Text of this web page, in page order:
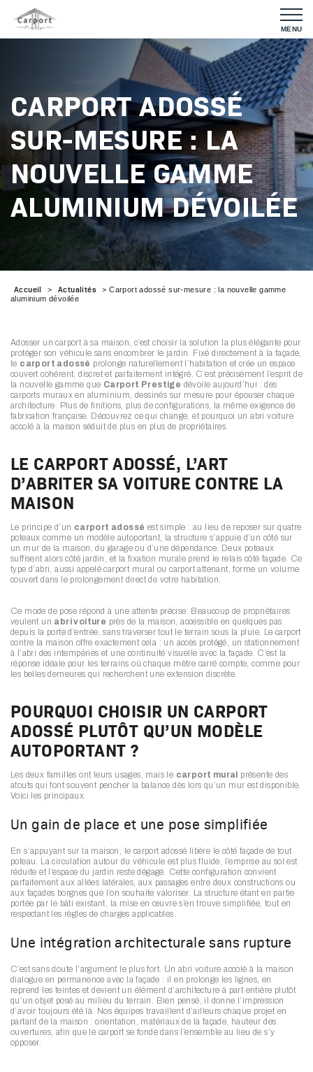
MENU
CARPORT ADOSSÉ
SUR-MESURE : LA
NOUVELLE GAMME
ALUMINIUM DÉVOILÉE
Accueil > Actualités >Carport adossé sur-mesure : la nouvelle gamme
aluminium dévoilée
Adosser un carport à sa maison, c’est choisir la solution la plus élégante pour
protéger son véhicule sans encombrer le jardin. Fixé directement à la façade,
le carport adossé prolonge naturellement l’habitation et crée un espace
couvert cohérent, discret et parfaitement intégré. C’est précisément l’esprit de
la nouvelle gamme que Carport Prestige dévoile aujourd’hui : des
carports muraux en aluminium, dessinés sur mesure pour épouser chaque
architecture. Plus de finitions, plus de configurations, la même exigence de
fabrication française. Découvrez ce qui change, et pourquoi un abri voiture
accolé à la maison séduit de plus en plus de propriétaires.
LE CARPORT ADOSSÉ, L’ART
D’ABRITER SA VOITURE CONTRE LA
MAISON
Le principe d’un carport adossé est simple : au lieu de reposer sur quatre
poteaux comme un modèle autoportant, la structure s’appuie d’un côté sur
un mur de la maison, du garage ou d’une dépendance. Deux poteaux
suffisent alors côté jardin, et la fixation murale prend le relais côté façade. Ce
type d’abri, aussi appelé carport mural ou carport attenant, forme un volume
couvert dans le prolongement direct de votre habitation.
Ce mode de pose répond à une attente précise. Beaucoup de propriétaires
veulent un abri voiture près de la maison, accessible en quelques pas
depuis la porte d’entrée, sans traverser tout le terrain sous la pluie. Le carport
contre la maison offre exactement cela : un accès protégé, un stationnement
à l’abri des intempéries et une continuité visuelle avec la façade. C’est la
réponse idéale pour les terrains où chaque mètre carré compte, comme pour
les belles demeures qui recherchent une extension discrète.
POURQUOI CHOISIR UN CARPORT
ADOSSÉ PLUTÔT QU’UN MODÈLE
AUTOPORTANT ?
Les deux familles ont leurs usages, mais le carport mural présente des
atouts qui font souvent pencher la balance dès lors qu’un mur est disponible.
Voici les principaux.
Un gain de place et une pose simplifiée
En s’appuyant sur la maison, le carport adossé libère le côté façade de tout
poteau. La circulation autour du véhicule est plus fluide, l’emprise au sol est
réduite et l’espace du jardin reste dégagé. Cette configuration convient
parfaitement aux allées latérales, aux passages entre deux constructions ou
aux façades borgnes que l’on souhaite valoriser. La structure étant en partie
portée par le bâti existant, la mise en œuvre s’en trouve simplifiée, tout en
respectant les règles de charges applicables.
Une intégration architecturale sans rupture
C’est sans doute l’argument le plus fort. Un abri voiture accolé à la maison
dialogue en permanence avec la façade : il en prolonge les lignes, en
reprend les teintes et devient un élément d’architecture à part entière plutôt
qu’un objet posé au milieu du terrain. Bien pensé, il donne l’impression
d’avoir toujours été là. Nos équipes travaillent d’ailleurs chaque projet en
partant de la maison : orientation, matériaux de la façade, hauteur des
ouvertures, afin que le carport se fonde dans l’ensemble au lieu de s’y
opposer.